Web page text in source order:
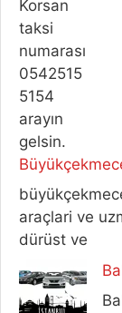
araçlari ve
dürüst ve